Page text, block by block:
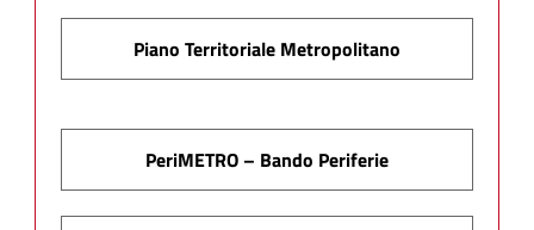
Piano Territoriale Metropolitano
PeriMETRO – Bando Periferie